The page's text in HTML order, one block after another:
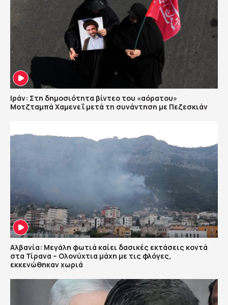
Ιράν: Στη δημοσιότητα βίντεο του «αόρατου»
Μοτζταμπά Χαμενεΐ μετά τη συνάντηση με Πεζεσκιάν
Αλβανία: Μεγάλη φωτιά καίει δασικές εκτάσεις κοντά
στα Τίρανα – Ολονύχτια μάχη με τις φλόγες,
εκκενώθηκαν χωριά